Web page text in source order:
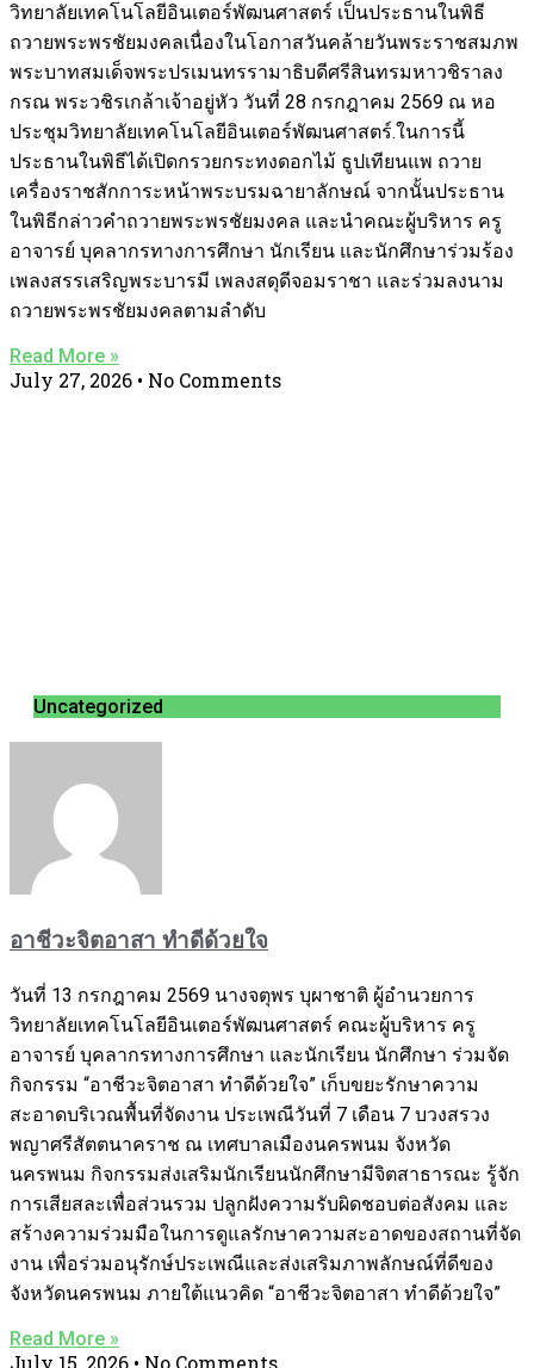
วิทยาลัยเทคโนโลยีอินเตอร์พัฒนศาสตร์ เป็นประธานในพิธี
ถวายพระพรชัยมงคลเนื่องในโอกาสวันคล้ายวันพระราชสมภพ
พระบาทสมเด็จพระปรเมนทรรามาธิบดีศรีสินทรมหาวชิราลง
กรณ พระวชิรเกล้าเจ้าอยู่หัว วันที่ 28 กรกฎาคม 2569 ณ หอ
ประชุมวิทยาลัยเทคโนโลยีอินเตอร์พัฒนศาสตร์.ในการนี้
ประธานในพิธีได้เปิดกรวยกระทงดอกไม้ ธูปเทียนแพ ถวาย
เครื่องราชสักการะหน้าพระบรมฉายาลักษณ์ จากนั้นประธาน
ในพิธีกล่าวคำถวายพระพรชัยมงคล และนำคณะผู้บริหาร ครู
อาจารย์ บุคลากรทางการศึกษา นักเรียน และนักศึกษาร่วมร้อง
เพลงสรรเสริญพระบารมี เพลงสดุดีจอมราชา และร่วมลงนาม
ถวายพระพรชัยมงคลตามลำดับ
Read More »
July 27, 2026 No Comments
Uncategorized
อาชีวะจิตอาสา ทำดีด้วยใจ
วันที่ 13 กรกฎาคม 2569 นางจตุพร บุผาชาติ ผู้อำนวยการ
วิทยาลัยเทคโนโลยีอินเตอร์พัฒนศาสตร์ คณะผู้บริหาร ครู
อาจารย์ บุคลากรทางการศึกษา และนักเรียน นักศึกษา ร่วมจัด
กิจกรรม “อาชีวะจิตอาสา ทำดีด้วยใจ” เก็บขยะรักษาความ
สะอาดบริเวณพื้นที่จัดงาน ประเพณีวันที่ 7 เดือน 7 บวงสรวง
พญาศรีสัตตนาคราช ณ เทศบาลเมืองนครพนม จังหวัด
นครพนม กิจกรรมส่งเสริมนักเรียนนักศึกษามีจิตสาธารณะ รู้จัก
การเสียสละเพื่อส่วนรวม ปลูกฝังความรับผิดชอบต่อสังคม และ
สร้างความร่วมมือในการดูแลรักษาความสะอาดของสถานที่จัด
งาน เพื่อร่วมอนุรักษ์ประเพณีและส่งเสริมภาพลักษณ์ที่ดีของ
จังหวัดนครพนม ภายใต้แนวคิด “อาชีวะจิตอาสา ทำดีด้วยใจ”
Read More »
July 15, 2026 No Comments